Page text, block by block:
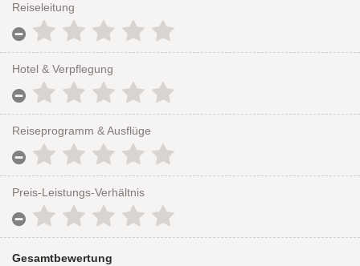
Reiseleitung
Hotel & Verpflegung
Reiseprogramm & Ausflüge
Preis-Leistungs-Verhältnis
Gesamtbewertung